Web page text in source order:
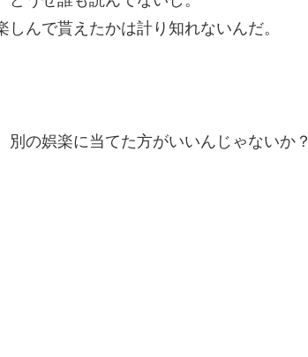
んで貰えたかは計り知れないんだ。
別の娯楽に当てた方がいいんじゃないか？